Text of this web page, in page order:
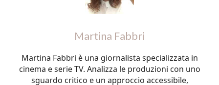
Martina Fabbri
Martina Fabbri è una giornalista specializzata in
cinema e serie TV. Analizza le produzioni con uno
sguardo critico e un approccio accessibile,